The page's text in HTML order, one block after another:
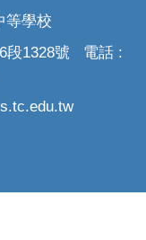
等學校
段1328號 電話 :